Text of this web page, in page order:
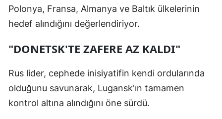
Polonya, Fransa, Almanya ve Baltık ülkelerinin
hedef alındığını değerlendiriyor.
"DONETSK'TE ZAFERE AZ KALDI"
Rus lider, cephede inisiyatifin kendi ordularında
olduğunu savunarak, Lugansk'ın tamamen
kontrol altına alındığını öne sürdü.